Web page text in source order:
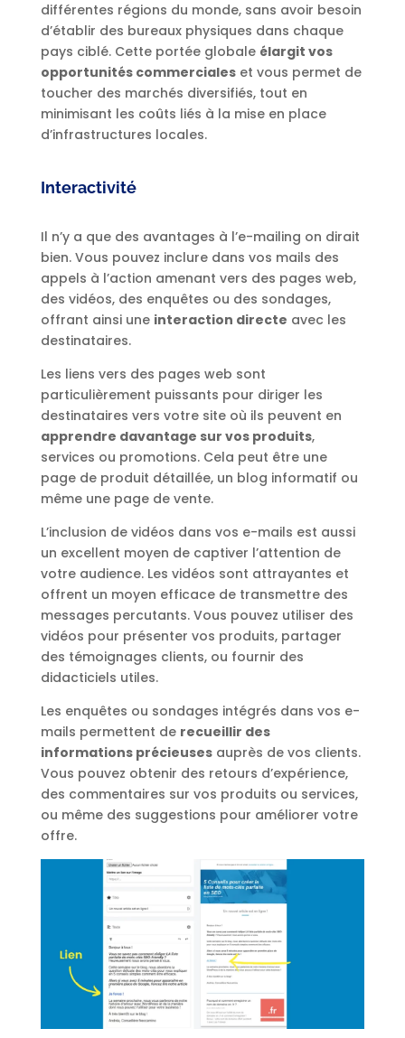
différentes régions du monde, sans avoir besoin
d’établir des bureaux physiques dans chaque
pays ciblé. Cette portée globale élargit vos
opportunités commercialeset vous permet de
toucher des marchés diversifiés, tout en
minimisant les coûts liés à la mise en place
d’infrastructures locales.
Interactivité
Il n’y a que des avantages à l’e-mailing on dirait
bien. Vous pouvez inclure dans vos mails des
appels à l’action amenant vers des pages web,
des vidéos, des enquêtes ou des sondages,
offrant ainsi une interaction directe avec les
destinataires.
Les liens vers des pages web sont
particulièrement puissants pour diriger les
destinataires vers votre site où ils peuvent en
apprendre davantage sur vos produits,
services ou promotions. Cela peut être une
page de produit détaillée, un blog informatif ou
même une page de vente.
L’inclusion de vidéos dans vos e-mails est aussi
un excellent moyen de captiver l’attention de
votre audience. Les vidéos sont attrayantes et
offrent un moyen efficace de transmettre des
messages percutants. Vous pouvez utiliser des
vidéos pour présenter vos produits, partager
des témoignages clients, ou fournir des
didacticiels utiles.
Les enquêtes ou sondages intégrés dans vos e-
mails permettent de recueillir des
informations précieusesauprès de vos clients.
Vous pouvez obtenir des retours d’expérience,
des commentaires sur vos produits ou services,
ou même des suggestions pour améliorer votre
offre.